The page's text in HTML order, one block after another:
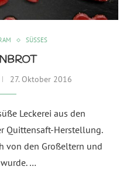
SÜSSES
27. Oktober 2016
Leckerei aus den
Quittensaft-Herstellung.
von den Großeltern und
…